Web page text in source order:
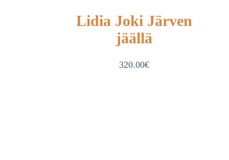
Lidia Joki Järven
jäällä
320.00€